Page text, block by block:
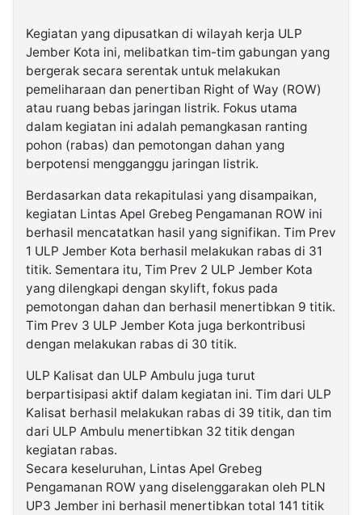
Kegiatan yang dipusatkan di wilayah kerja ULP
Jember Kota ini, melibatkan tim-tim gabungan yang
bergerak secara serentak untuk melakukan
pemeliharaan dan penertiban Right of Way (ROW)
atau ruang bebas jaringan listrik. Fokus utama
dalam kegiatan ini adalah pemangkasan ranting
pohon (rabas) dan pemotongan dahan yang
berpotensi mengganggu jaringan listrik.
Berdasarkan data rekapitulasi yang disampaikan,
kegiatan Lintas Apel Grebeg Pengamanan ROW ini
berhasil mencatatkan hasil yang signifikan. Tim Prev
1 ULP Jember Kota berhasil melakukan rabas di 31
titik. Sementara itu, Tim Prev 2 ULP Jember Kota
yang dilengkapi dengan skylift, fokus pada
pemotongan dahan dan berhasil menertibkan 9 titik.
Tim Prev 3 ULP Jember Kota juga berkontribusi
dengan melakukan rabas di 30 titik.
ULP Kalisat dan ULP Ambulu juga turut
berpartisipasi aktif dalam kegiatan ini. Tim dari ULP
Kalisat berhasil melakukan rabas di 39 titik, dan tim
dari ULP Ambulu menertibkan 32 titik dengan
kegiatan rabas.
Secara keseluruhan, Lintas Apel Grebeg
Pengamanan ROW yang diselenggarakan oleh PLN
UP3 Jember ini berhasil menertibkan total 141 titik